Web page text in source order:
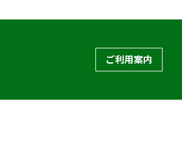
ご利用案内